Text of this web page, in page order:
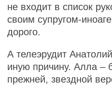
не входит в список
своим супругом-
дорого.
А телеэрудит
иную причину. Алла –
прежней, звездной